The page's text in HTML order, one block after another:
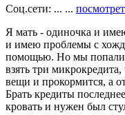
Соц.сети: ... ...
Я мать - одиночка и
и имею проблемы с
помощью. Но мы
взять три
вещи и прокормится, а
Брать кредиты
кровать и нужен был